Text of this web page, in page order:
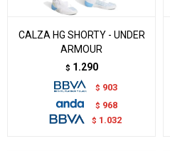
CALZA HG SHORTY - UNDER
ARMOUR
$ 1.290
$ 903
$ 968
$ 1.032